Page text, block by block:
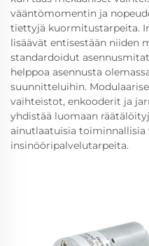
vääntömomentin ja
tiettyjä kuormitustarpeita.
lisäävät entisestään niiden
standardoidut
helppoa asennusta
suunnitteluihin.
vaihteistot, enkooderit ja
yhdistää luomaan
ainutlaatuisia toiminnallisia
insinööripalvelutarpeita.